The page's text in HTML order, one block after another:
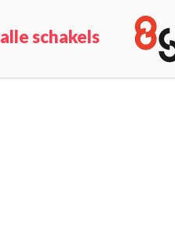
alle schakels